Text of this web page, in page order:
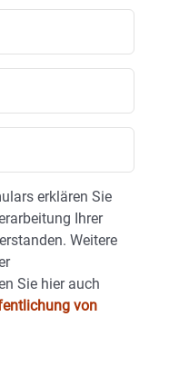
erklären Sie
Ihrer
Weitere
Sie hier auch
von